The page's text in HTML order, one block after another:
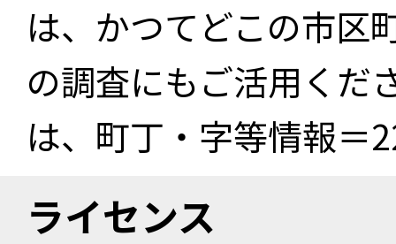
は、かつてどこの市区
の調査にもご活用くだ
は、町丁・字等情報＝
ライセンス